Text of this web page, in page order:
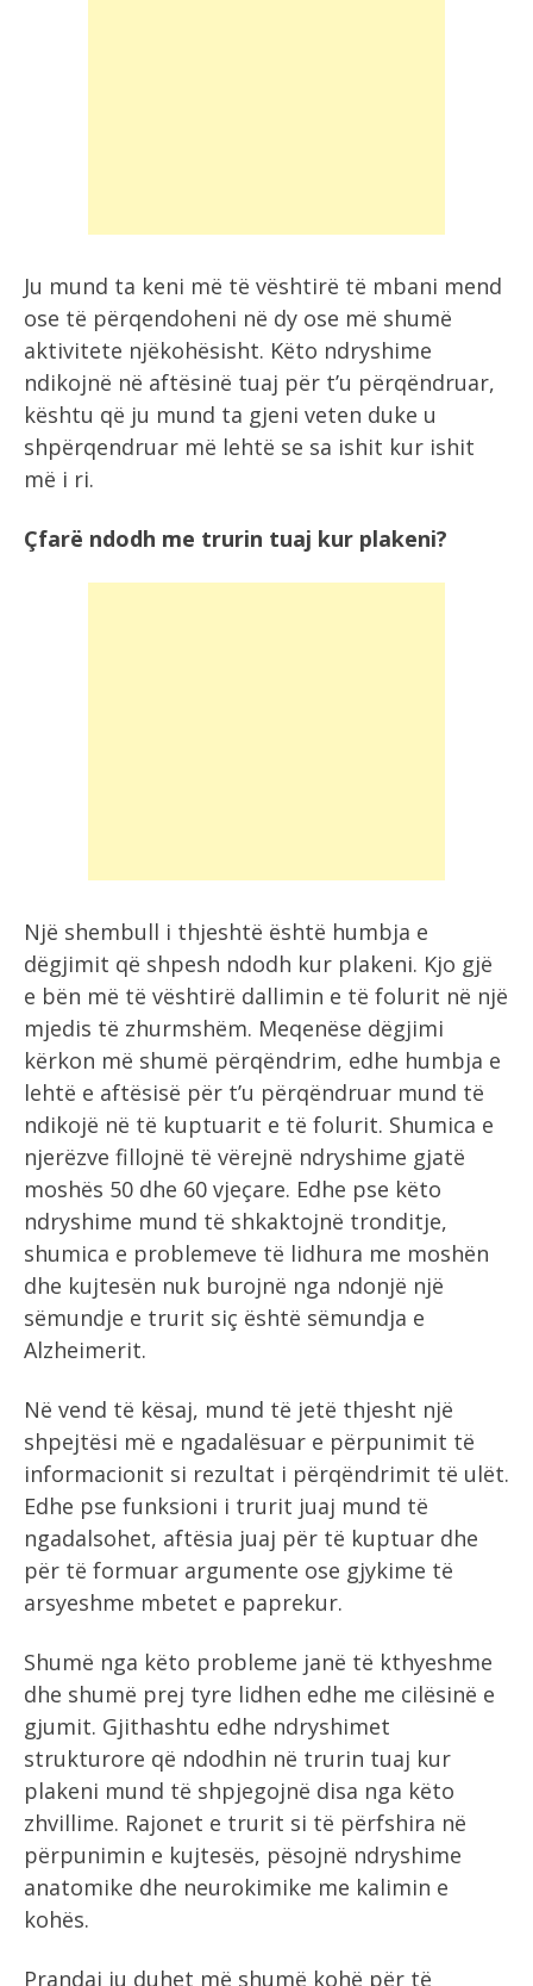
Ju mund ta keni më të vështirë të mbani mend
ose të përqendoheni në dy ose më shumë
aktivitete njëkohësisht. Këto ndryshime
ndikojnë në aftësinë tuaj për t’u përqëndruar,
kështu që ju mund ta gjeni veten duke u
shpërqendruar më lehtë se sa ishit kur ishit
më i ri.
Çfarë ndodh me trurin tuaj kur plakeni?
Një shembull i thjeshtë është humbja e
dëgjimit që shpesh ndodh kur plakeni. Kjo gjë
e bën më të vështirë dallimin e të folurit në një
mjedis të zhurmshëm. Meqenëse dëgjimi
kërkon më shumë përqëndrim, edhe humbja e
lehtë e aftësisë për t’u përqëndruar mund të
ndikojë në të kuptuarit e të folurit. Shumica e
njerëzve fillojnë të vërejnë ndryshime gjatë
moshës 50 dhe 60 vjeçare. Edhe pse këto
ndryshime mund të shkaktojnë tronditje,
shumica e problemeve të lidhura me moshën
dhe kujtesën nuk burojnë nga ndonjë një
sëmundje e trurit siç është sëmundja e
Alzheimerit.
Në vend të kësaj, mund të jetë thjesht një
shpejtësi më e ngadalësuar e përpunimit të
informacionit si rezultat i përqëndrimit të ulët.
Edhe pse funksioni i trurit juaj mund të
ngadalsohet, aftësia juaj për të kuptuar dhe
për të formuar argumente ose gjykime të
arsyeshme mbetet e paprekur.
Shumë nga këto probleme janë të kthyeshme
dhe shumë prej tyre lidhen edhe me cilësinë e
gjumit. Gjithashtu edhe ndryshimet
strukturore që ndodhin në trurin tuaj kur
plakeni mund të shpjegojnë disa nga këto
zhvillime. Rajonet e trurit si të përfshira në
përpunimin e kujtesës, pësojnë ndryshime
anatomike dhe neurokimike me kalimin e
kohës.
Prandaj ju duhet më shumë kohë për të